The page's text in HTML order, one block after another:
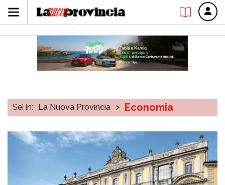
Sei in: La Nuova Provincia > Economia